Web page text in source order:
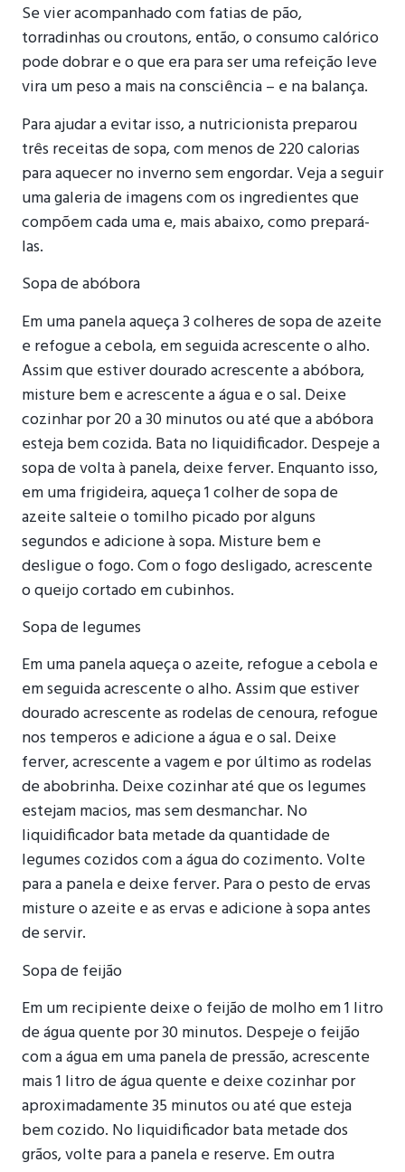
Se vier acompanhado com fatias de pão,
torradinhas ou croutons, então, o consumo calórico
pode dobrar e o que era para ser uma refeição leve
vira um peso a mais na consciência – e na balança.
Para ajudar a evitar isso, a nutricionista preparou
três receitas de sopa, com menos de 220 calorias
para aquecer no inverno sem engordar. Veja a seguir
uma galeria de imagens com os ingredientes que
compõem cada uma e, mais abaixo, como prepará-
las.
Sopa de abóbora
Em uma panela aqueça 3 colheres de sopa de azeite
e refogue a cebola, em seguida acrescente o alho.
Assim que estiver dourado acrescente a abóbora,
misture bem e acrescente a água e o sal. Deixe
cozinhar por 20 a 30 minutos ou até que a abóbora
esteja bem cozida. Bata no liquidificador. Despeje a
sopa de volta à panela, deixe ferver. Enquanto isso,
em uma frigideira, aqueça 1 colher de sopa de
azeite salteie o tomilho picado por alguns
segundos e adicione à sopa. Misture bem e
desligue o fogo. Com o fogo desligado, acrescente
o queijo cortado em cubinhos.
Sopa de legumes
Em uma panela aqueça o azeite, refogue a cebola e
em seguida acrescente o alho. Assim que estiver
dourado acrescente as rodelas de cenoura, refogue
nos temperos e adicione a água e o sal. Deixe
ferver, acrescente a vagem e por último as rodelas
de abobrinha. Deixe cozinhar até que os legumes
estejam macios, mas sem desmanchar. No
liquidificador bata metade da quantidade de
legumes cozidos com a água do cozimento. Volte
para a panela e deixe ferver. Para o pesto de ervas
misture o azeite e as ervas e adicione à sopa antes
de servir.
Sopa de feijão
Em um recipiente deixe o feijão de molho em 1 litro
de água quente por 30 minutos. Despeje o feijão
com a água em uma panela de pressão, acrescente
mais 1 litro de água quente e deixe cozinhar por
aproximadamente 35 minutos ou até que esteja
bem cozido. No liquidificador bata metade dos
grãos, volte para a panela e reserve. Em outra